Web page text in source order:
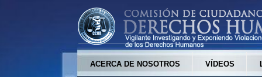
ACERCA DE NOSOTROS VÍDEOS